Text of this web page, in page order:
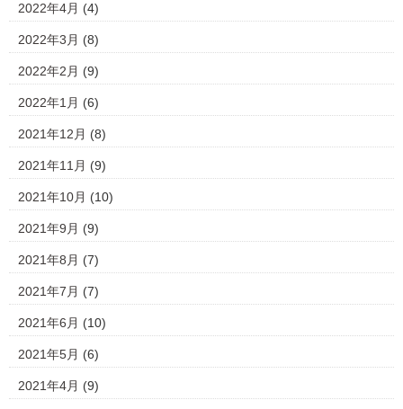
2022年4月 (4)
2022年3月 (8)
2022年2月 (9)
2022年1月 (6)
2021年12月 (8)
2021年11月 (9)
2021年10月 (10)
2021年9月 (9)
2021年8月 (7)
2021年7月 (7)
2021年6月 (10)
2021年5月 (6)
2021年4月 (9)